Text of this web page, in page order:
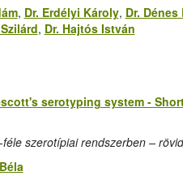
, Dr. Erdélyi Károly, Dr. Dénes
, Dr. Hajtós István
serotyping system -
szerotípiai rendszerben –